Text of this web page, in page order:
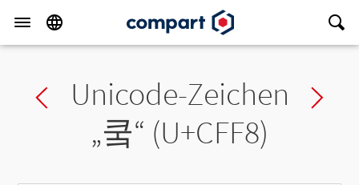
Previous char
Unicode-Zeichen
„쿸“ (U+CFF8)